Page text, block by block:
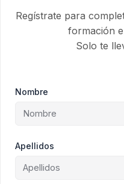
Regístrate para
formación
Solo te
Nombre
Apellidos